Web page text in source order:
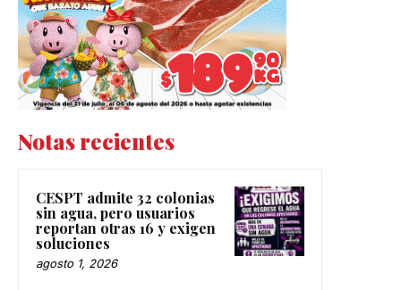
Notas recientes
CESPT admite 32 colonias
sin agua, pero usuarios
reportan otras 16 y exigen
soluciones
agosto 1, 2026